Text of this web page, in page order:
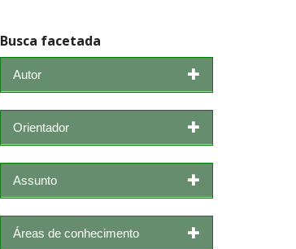
Busca facetada
Autor
Orientador
Assunto
Áreas de conhecimento